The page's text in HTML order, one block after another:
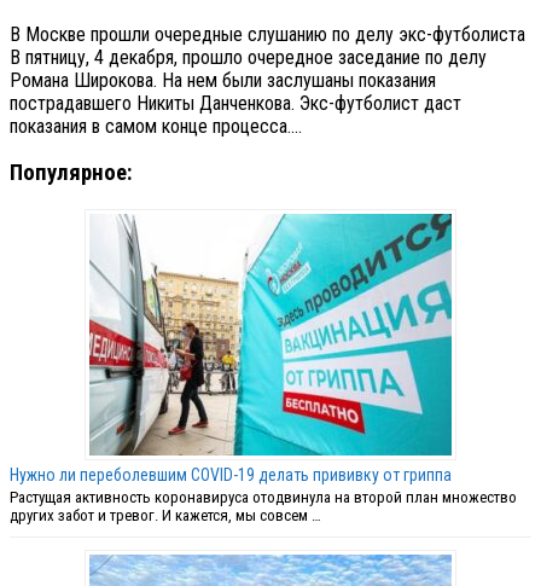
В Москве прошли очередные слушанию по делу экс-футболиста
В пятницу, 4 декабря, прошло очередное заседание по делу
Романа Широкова. На нем были заслушаны показания
пострадавшего Никиты Данченкова. Экс-футболист даст
показания в самом конце процесса....
Популярное:
Нужно ли переболевшим COVID-19 делать прививку от гриппа
Растущая активность коронавируса отодвинула на второй план множество
других забот и тревог. И кажется, мы совсем …